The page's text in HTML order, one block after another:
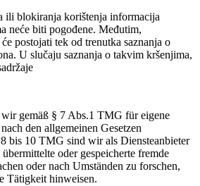
ili blokiranja korištenja informacija
neće biti pogođene. Međutim,
postojati tek od trenutka saznanja o
U slučaju saznanja o takvim kršenjima,
gemäß § 7 Abs.1 TMG für eigene
den allgemeinen Gesetzen
bis 10 TMG sind wir als Diensteanbieter
oder gespeicherte fremde
oder nach Umständen zu forschen,
Tätigkeit hinweisen.